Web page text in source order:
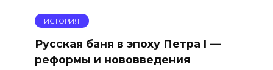
ИСТОРИЯ
Русская баня в эпоху Петра I —
реформы и нововведения